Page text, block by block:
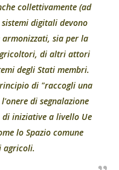
collettivamente (ad
digitali devono
sia per la
di altri attori
degli Stati membri.
di "raccogli una
di segnalazione
iniziative a livello Ue
lo Spazio comune
agricoli.